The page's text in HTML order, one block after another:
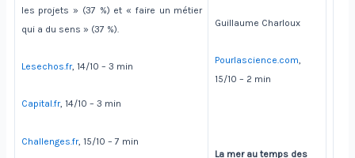
Guillaume Charloux
Pourlascience.com,
15/10 – 2 min
La mer au temps des
les projets » (37 %) et « faire un métier
qui a du sens » (37 %).
Lesechos.fr, 14/10 – 3 min
Capital.fr, 14/10 – 3 min
Challenges.fr, 15/10 – 7 min